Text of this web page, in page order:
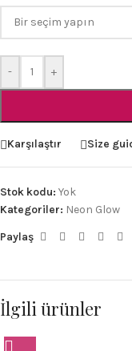
- +
Karşılaştır Size
Stok kodu: Yok
Kategoriler: Neon Glow
Paylaş
İlgili ürünler